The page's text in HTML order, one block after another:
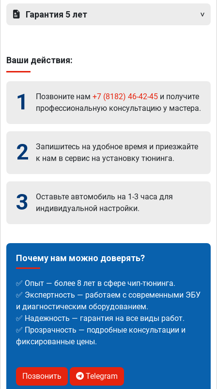
Гарантия 5 лет
Ваши действия:
1 Позвоните нам +7 (8182) 46-42-45 и получите
профессиональную консультацию у мастера.
2
Запишитесь на удобное время и приезжайте
к нам в сервис на установку тюнинга.
3
Оставьте автомобиль на 1-3 часа для
индивидуальной настройки.
Почему нам можно доверять?
✅ Опыт — более 8 лет в сфере чип-тюнинга.
✅ Экспертность — работаем с современными ЭБУ
и диагностическим оборудованием.
✅ Надежность — гарантия на все виды работ.
✅ Прозрачность — подробные консультации и
фиксированные цены.
Позвонить Telegram